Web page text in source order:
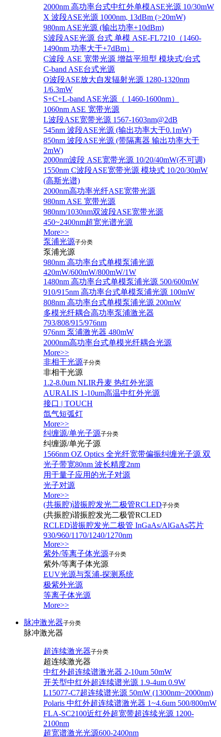
2000nm 高功率台式中红外单模ASE光源 10/30mW
X 波段ASE光源 1000nm, 13dBm (>20mW)
980nm ASE光源 (输出功率+10dBm)
S波段ASE光源 台式 单模 ASE-FL7210（1460-
1490nm 功率大于+7dBm）
C波段 ASE 宽带光源 增益平坦型 模块式/台式
C-band ASE台式光源
O波段ASE放大自发辐射光源 1280-1320nm
1/6.3mW
S+C+L-band ASE光源（ 1460-1600nm）
1060nm ASE 宽带光源
L波段ASE宽带光源 1567-1603nm@2dB
545nm 波段ASE光源 (输出功率大于0.1mW)
850nm 波段ASE光源 (带隔离器 输出功率大于
2mW)
2000nm波段 ASE宽带光源 10/20/40mW(不可调)
1550nm C波段ASE宽带光源 模块式 10/20/30mW
(高斯光谱)
2000nm高功率光纤ASE宽带光源
980nm ASE 宽带光源
980nm/1030nm双波段ASE宽带光源
450~2400nm超宽光谱光源
More>>
泵浦光源子分类
泵浦光源
980nm 高功率台式单模泵浦光源
420mW/600mW/800mW/1W
1480nm 高功率台式单模泵浦光源 500/600mW
910/915nm 高功率台式单模泵浦光源 100mW
808nm 高功率台式单模泵浦光源 200mW
多模光纤耦合高功率泵浦激光器
793/808/915/976nm
976nm 泵浦激光器 480mW
2000nm高功率台式单模光纤耦合光源
More>>
非相干光源子分类
非相干光源
1.2-8.0um NLIR丹麦 热红外光源
AURALIS 1-10um高温中红外光源
接口 | TOUCH
氙气短弧灯
More>>
纠缠源/单光子源子分类
纠缠源/单光子源
1566nm OZ Optics 全光纤宽带偏振纠缠光子源 双
光子带宽80nm 波长精度2nm
用于量子应用的光子对源
光子对源
More>>
(共振腔)谐振腔发光二极管RCLED子分类
(共振腔)谐振腔发光二极管RCLED
RCLED谐振腔发光二极管 InGaAs/AlGaAs芯片
930/960/1170/1240/1270nm
More>>
紫外/等离子体光源子分类
紫外/等离子体光源
EUV光源与泵浦-探测系统
极紫外光源
等离子体光源
More>>
脉冲激光器子分类
脉冲激光器
超连续激光器子分类
超连续激光器
中红外超连续谱激光器 2-10um 50mW
开关型中红外超连续谱光源 1.9-4um 0.9W
L15077-C7超连续谱光源 50mW (1300nm~2000nm)
Polaris 中红外超连续谱激光器 1~4.6um 500/800mW
FLA-SC2100近红外超宽带超连续光源 1200-
2100nm
超宽谱激光光源600-2400nm